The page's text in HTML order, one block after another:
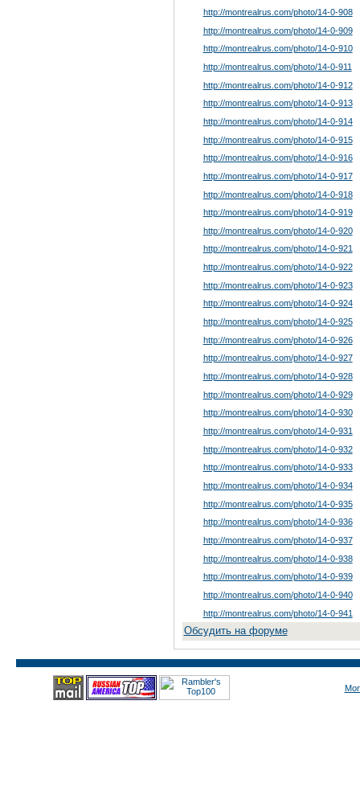
http://montrealrus.com/photo/14-0-908
http://montrealrus.com/photo/14-0-909
http://montrealrus.com/photo/14-0-910
http://montrealrus.com/photo/14-0-911
http://montrealrus.com/photo/14-0-912
http://montrealrus.com/photo/14-0-913
http://montrealrus.com/photo/14-0-914
http://montrealrus.com/photo/14-0-915
http://montrealrus.com/photo/14-0-916
http://montrealrus.com/photo/14-0-917
http://montrealrus.com/photo/14-0-918
http://montrealrus.com/photo/14-0-919
http://montrealrus.com/photo/14-0-920
http://montrealrus.com/photo/14-0-921
http://montrealrus.com/photo/14-0-922
http://montrealrus.com/photo/14-0-923
http://montrealrus.com/photo/14-0-924
http://montrealrus.com/photo/14-0-925
http://montrealrus.com/photo/14-0-926
http://montrealrus.com/photo/14-0-927
http://montrealrus.com/photo/14-0-928
http://montrealrus.com/photo/14-0-929
http://montrealrus.com/photo/14-0-930
http://montrealrus.com/photo/14-0-931
http://montrealrus.com/photo/14-0-932
http://montrealrus.com/photo/14-0-933
http://montrealrus.com/photo/14-0-934
http://montrealrus.com/photo/14-0-935
http://montrealrus.com/photo/14-0-936
http://montrealrus.com/photo/14-0-937
http://montrealrus.com/photo/14-0-938
http://montrealrus.com/photo/14-0-939
http://montrealrus.com/photo/14-0-940
http://montrealrus.com/photo/14-0-941
Обсудить на форуме